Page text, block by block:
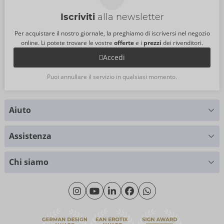
Iscrivitialla newsletter
Per acquistare il nostro giornale, la preghiamo di iscriversi nel negozio
online. Li potete trovare le vostre offertee i prezzi dei rivenditori.
Accedi
Puoi annullare il servizio in qualsiasi momento.
Aiuto
Lunedì - Giovedì: 09:00 - 16:00
Venerdì: 09:00 - 15:00
Assistenza clienti
Assistenza
Chi siamo
Riguardo a noi
Sostenibilità
eroFame